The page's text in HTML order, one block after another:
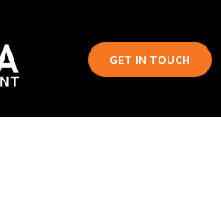
GET IN TOUCH